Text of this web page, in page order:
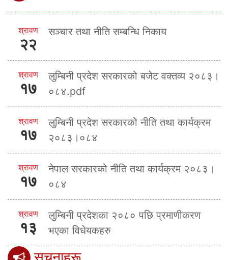
श्रावण
२२
सञ्चार तथा नीति सम्बन्धि निकाय
श्रावण
१७
लुम्बिनी प्रदेश सरकारको बजेट वक्तव्य २०८३।
०८४.pdf
श्रावण
१७
लुम्बिनी प्रदेश सरकारको नीति तथा कार्यक्रम
२०८३।०८४
श्रावण
१७
नेपाल सरकारको नीति तथा कार्यक्रम २०८३।
०८४
श्रावण
१३
लुम्बिनी प्रदेशका २०८० पछि प्रमाणीकरण
भएका विधेयकहरु